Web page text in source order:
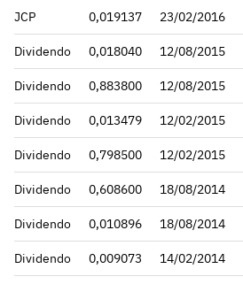
JCP 0,019137 23/02/2016
Dividendo 0,018040 12/08/2015
Dividendo 0,883800 12/08/2015
Dividendo 0,013479 12/02/2015
Dividendo 0,798500 12/02/2015
Dividendo 0,608600 18/08/2014
Dividendo 0,010896 18/08/2014
Dividendo 0,009073 14/02/2014